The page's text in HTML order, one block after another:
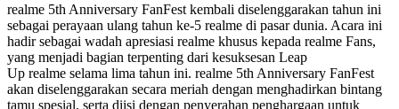
realme 5th Anniversary FanFest kembali diselenggarakan tahun ini
sebagai perayaan ulang tahun ke-5 realme di pasar dunia. Acara ini
hadir sebagai wadah apresiasi realme khusus kepada realme Fans,
yang menjadi bagian terpenting dari kesuksesan Leap
Up realme selama lima tahun ini. realme 5th Anniversary FanFest
akan diselenggarakan secara meriah dengan menghadirkan bintang
tamu spesial, serta diisi dengan penyerahan penghargaan untuk